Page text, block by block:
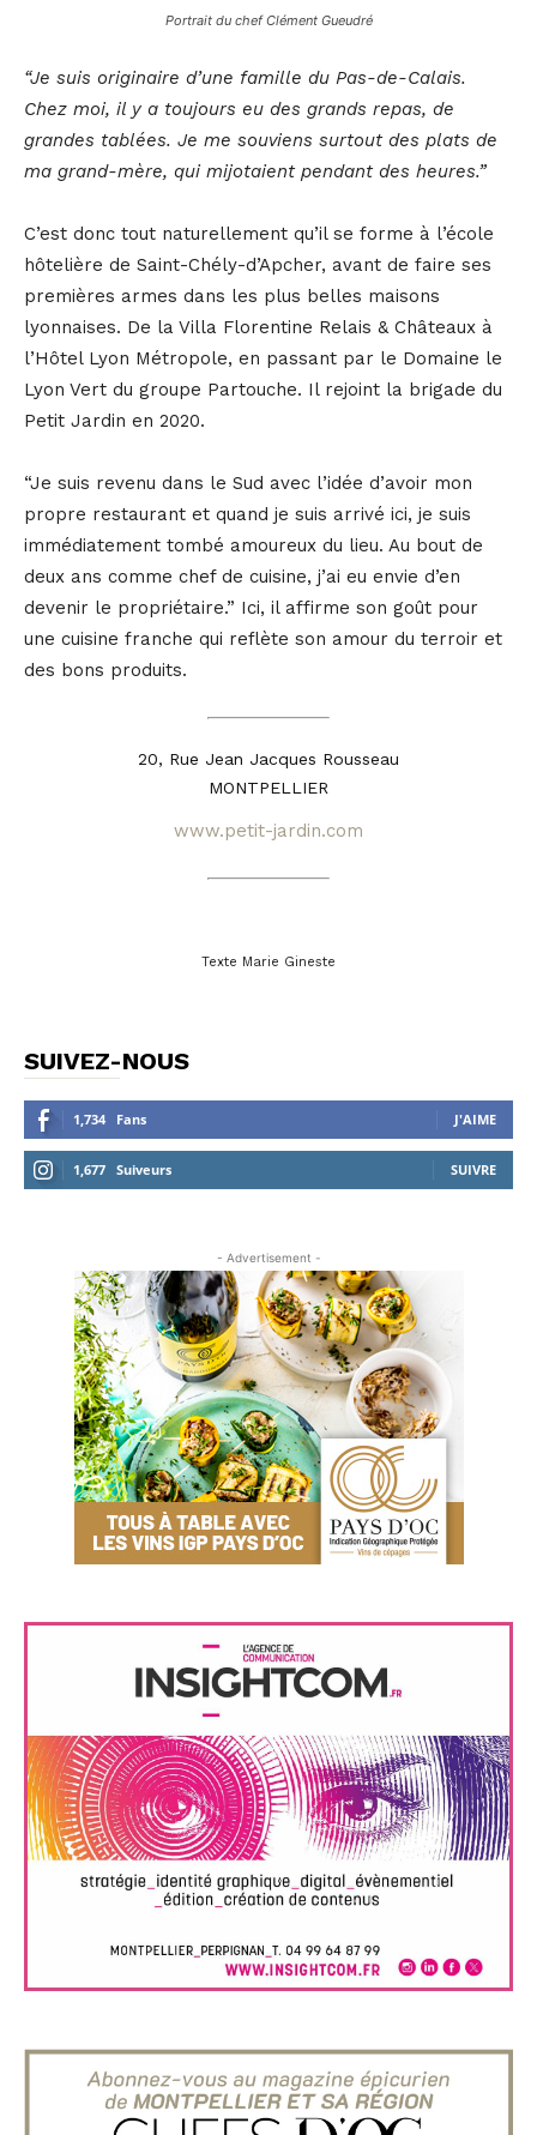
Portrait du chef Clément Gueudré
“Je suis originaire d’une famille du Pas-de-Calais.
Chez moi, il y a toujours eu des grands repas, de
grandes tablées. Je me souviens surtout des plats de
ma grand-mère, qui mijotaient pendant des heures.”
C’est donc tout naturellement qu’il se forme à l’école
hôtelière de Saint-Chély-d’Apcher, avant de faire ses
premières armes dans les plus belles maisons
lyonnaises. De la Villa Florentine Relais & Châteaux à
l’Hôtel Lyon Métropole, en passant par le Domaine le
Lyon Vert du groupe Partouche. Il rejoint la brigade du
Petit Jardin en 2020.
“Je suis revenu dans le Sud avec l’idée d’avoir mon
propre restaurant et quand je suis arrivé ici, je suis
immédiatement tombé amoureux du lieu. Au bout de
deux ans comme chef de cuisine, j’ai eu envie d’en
devenir le propriétaire.” Ici, il affirme son goût pour
une cuisine franche qui reflète son amour du terroir et
des bons produits.
20, Rue Jean Jacques Rousseau
MONTPELLIER
www.petit-jardin.com
Texte Marie Gineste
SUIVEZ-NOUS
1,734 Fans J'AIME
1,677 Suiveurs SUIVRE
- Advertisement -